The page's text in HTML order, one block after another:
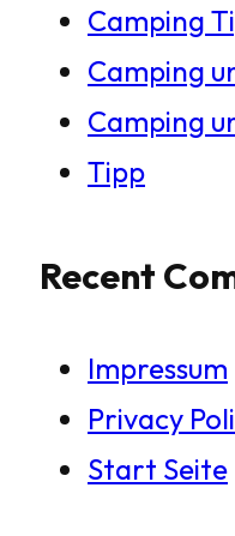
Camping
Camping
Camping
Tipp
Recent
Impressum
Privacy
Start Seite